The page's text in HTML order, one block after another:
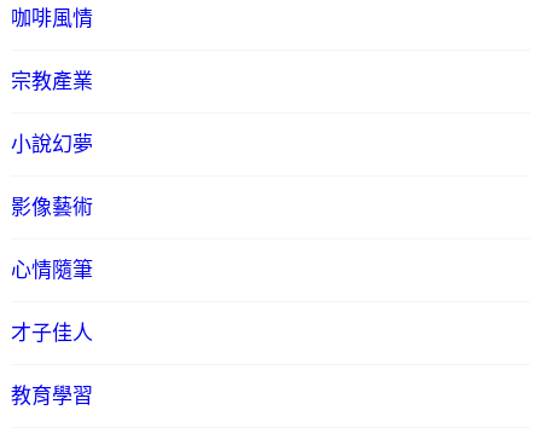
咖啡風情
宗教產業
小說幻夢
影像藝術
心情隨筆
才子佳人
教育學習